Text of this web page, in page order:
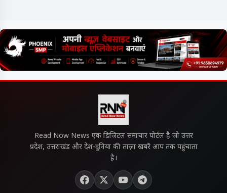
Read Now News एक डिजिटल समाचार पोर्टल है जो उत्तर
प्रदेश, उत्तराखंड और देश-दुनिया की ताज़ा खबरें आप तक पहुंचाता
है।